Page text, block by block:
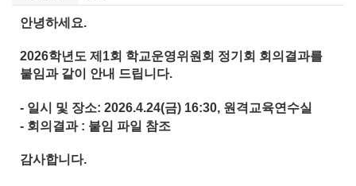
안녕하세요.
2026학년도 제1회 학교운영위원회 정기회 회의결과를
붙임과 같이 안내 드립니다.
- 일시 및 장소: 2026.4.24(금) 16:30, 원격교육연수실
- 회의결과 : 붙임 파일 참조
감사합니다.